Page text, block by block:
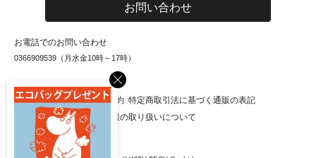
×
お問い合わせ
お電話でのお問い合わせ
0366909539（月水金10時～17時）
お知らせ 会社概要 利用規約 特定商取引法に基づく通販の表記
個人情報保護方針 個人情報の取り扱いについて